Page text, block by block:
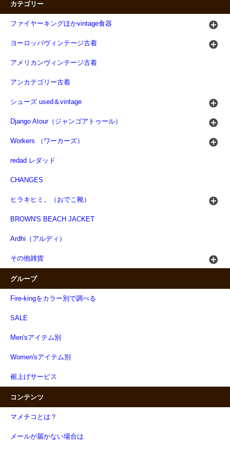
カテゴリー
ファイヤーキングほかvintage食器
ヨーロッパヴィンテージ古着
アメリカンヴィンテージ古着
アンカテゴリー古着
シューズ used＆vintage
Django Atour（ジャンゴアトゥール）
Workers （ワーカーズ）
redad レダッド
CHANGES
ヒラキヒミ。（おでこ靴）
BROWN'S BEACH JACKET
Ardhi（アルディ）
その他雑貨
グループ
Fire-kingをカラー別で調べる
SALE
Men'sアイテム別
Women'sアイテム別
裾上げサービス
コンテンツ
マメチコとは？
メールが届かない場合は